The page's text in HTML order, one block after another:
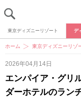
東京ディズニーリゾート デ
ホーム 東京ディズニーリゾ
2026年04月14日
エンパイア・グリ
ダーホテルのラン